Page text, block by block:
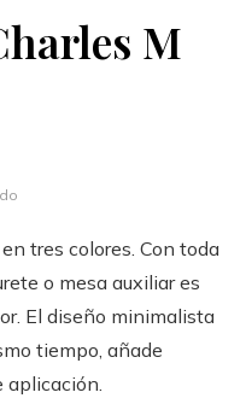
M
tres colores. Con toda
o mesa auxiliar es
El diseño minimalista
tiempo, añade